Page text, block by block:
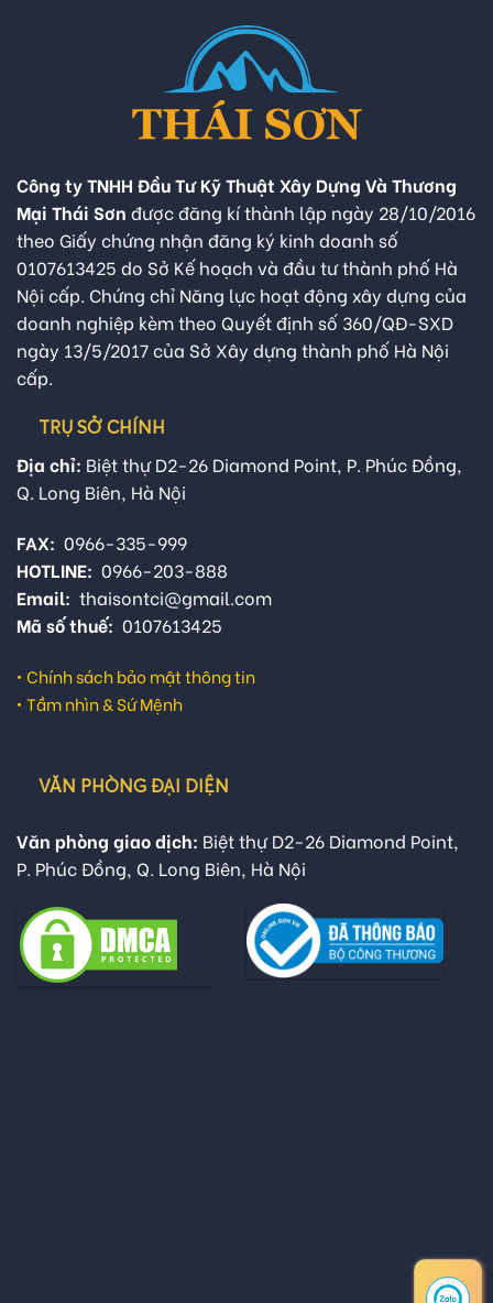
Công ty TNHH Đầu Tư Kỹ Thuật Xây Dựng Và Thương
Mại Thái Sơn được đăng kí thành lập ngày 28/10/2016
theo Giấy chứng nhận đăng ký kinh doanh số
0107613425 do Sở Kế hoạch và đầu tư thành phố Hà
Nội cấp. Chứng chỉ Năng lực hoạt động xây dựng của
doanh nghiệp kèm theo Quyết định số 360/QĐ-SXD
ngày 13/5/2017 của Sở Xây dựng thành phố Hà Nội
cấp.
TRỤ SỞ CHÍNH
Địa chỉ: Biệt thự D2-26 Diamond Point, P. Phúc Đồng,
Q. Long Biên, Hà Nội
FAX: 0966-335-999
HOTLINE: 0966-203-888
Email: thaisontci@gmail.com
Mã số thuế: 0107613425
• Chính sách bảo mật thông tin
• Tầm nhìn & Sứ Mệnh
VĂN PHÒNG ĐẠI DIỆN
Văn phòng giao dịch: Biệt thự D2-26 Diamond Point,
P. Phúc Đồng, Q. Long Biên, Hà Nội